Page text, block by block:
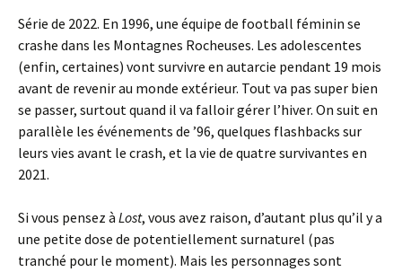
Série de 2022. En 1996, une équipe de football féminin se
crashe dans les Montagnes Rocheuses. Les adolescentes
(enfin, certaines) vont survivre en autarcie pendant 19 mois
avant de revenir au monde extérieur. Tout va pas super bien
se passer, surtout quand il va falloir gérer l’hiver. On suit en
parallèle les événements de ’96, quelques flashbacks sur
leurs vies avant le crash, et la vie de quatre survivantes en
2021.
Si vous pensez à Lost, vous avez raison, d’autant plus qu’il y a
une petite dose de potentiellement surnaturel (pas
tranché pour le moment). Mais les personnages sont